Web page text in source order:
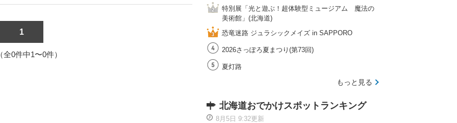
1
全0件中1〜0件）
特別展「光と遊ぶ！超体験型ミュージアム 魔法の
美術館」(北海道)
恐竜迷路 ジュラシックメイズ in SAPPORO
2026さっぽろ夏まつり(第73回)
夏灯路
もっと見る
北海道おでかけスポットランキング
8月5日 9:32更新